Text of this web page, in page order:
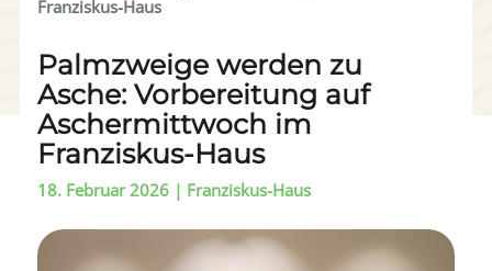
Franziskus-Haus
Palmzweige werden zu
Asche: Vorbereitung auf
Aschermittwoch im
Franziskus-Haus
18. Februar 2026| Franziskus-Haus